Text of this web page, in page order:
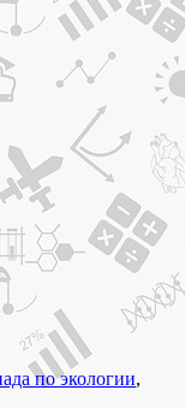
по экологии,